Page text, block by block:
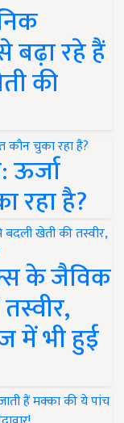
बढ़ा रहे हैं
की
ऊर्जा
रहा है?
के जैविक
में भी हुई